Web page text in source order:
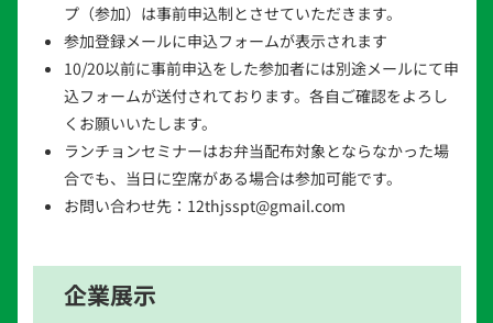
プ（参加）は事前申込制とさせていただきます。
参加登録メールに申込フォームが表示されます
10/20以前に事前申込をした参加者には別途メールにて申
込フォームが送付されております。各自ご確認をよろし
くお願いいたします。
ランチョンセミナーはお弁当配布対象とならなかった場
合でも、当日に空席がある場合は参加可能です。
お問い合わせ先：12thjsspt@gmail.com
企業展示